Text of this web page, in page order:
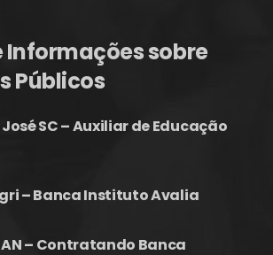
Informações sobre
Públicos
SC – Auxiliar de Educação
– Banca Instituto Avalia
– Contratando Banca